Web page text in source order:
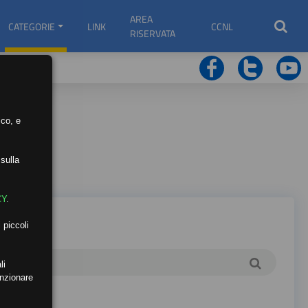
CATEGORIE LINK
AREA
RISERVATA
CCNL
e
.
piccoli